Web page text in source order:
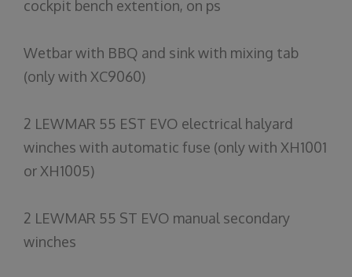
cockpit bench extention, on ps
Wetbarwith BBQ and sink with mixing tab
(onlywith XC9060)
2 LEWMAR 55 EST EVO electrical halyard
winches with automatic fuse (only with XH1001
or XH1005)
2 LEWMAR 55 ST EVO manual secondary
winches